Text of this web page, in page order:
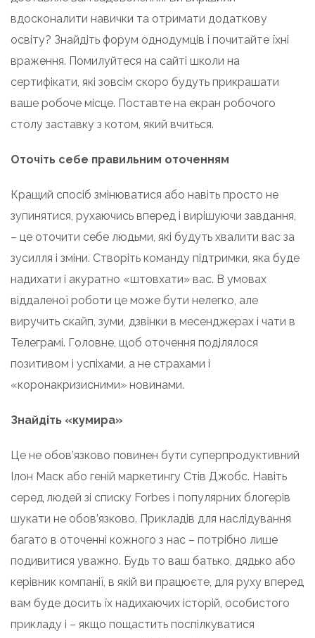
вдосконалити навички та отримати додаткову
освіту? Знайдіть форум однодумців і почитайте їхні
враження. Помилуйтеся на сайті школи на
сертифікати, які зовсім скоро будуть прикрашати
ваше робоче місце. Поставте на екран робочого
столу заставку з котом, який вчиться.
Оточіть себе правильним оточенням
Кращий спосіб змінюватися або навіть просто не
зупинятися, рухаючись вперед і вирішуючи завдання,
– це оточити себе людьми, які будуть хвалити вас за
зусилля і зміни. Створіть команду підтримки, яка буде
надихати і акуратно «штовхати» вас. В умовах
віддаленої роботи це може бути нелегко, але
виручить скайп, зуми, дзвінки в месенджерах і чати в
Телеграмі. Головне, щоб оточення поділялося
позитивом і успіхами, а не страхами і
«коронакризисними» новинами.
Знайдіть «кумира»
Це не обов’язково повинен бути суперпродуктивний
Ілон Маск або геній маркетингу Стів Джобс. Навіть
серед людей зі списку Forbes і популярних блогерів
шукати не обов’язково. Прикладів для наслідування
багато в оточенні кожного з нас – потрібно лише
подивитися уважно. Будь то ваш батько, дядько або
керівник компанії, в якій ви працюєте, для руху вперед
вам буде досить їх надихаючих історій, особистого
прикладу і – якщо пощастить поспілкуватися